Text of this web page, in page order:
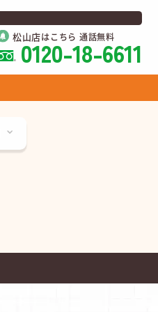
松山店はこちら 通話無料
0120-18-6611